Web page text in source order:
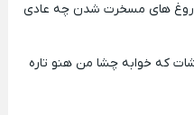
های مسخرت شدن چه عادی
که خوابه چشا من هنو تاره